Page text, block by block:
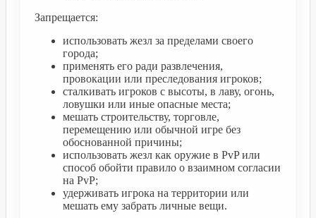
Запрещается:
использовать жезл за пределами своего
города;
применять его ради развлечения,
провокации или преследования игроков;
сталкивать игроков с высоты, в лаву, огонь,
ловушки или иные опасные места;
мешать строительству, торговле,
перемещению или обычной игре без
обоснованной причины;
использовать жезл как оружие в PvP или
способ обойти правило о взаимном согласии
на PvP;
удерживать игрока на территории или
мешать ему забрать личные вещи.